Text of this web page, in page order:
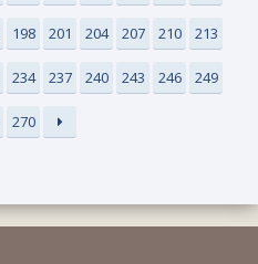
198 201 204 207 210 213
234 237 240 243 246 249
270